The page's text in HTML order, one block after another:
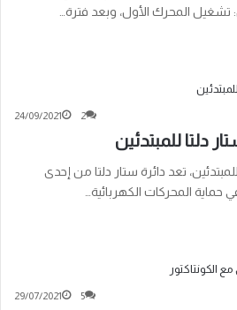
تشغيل المحرك الأول، وبعد فترة…
24/09/2021 2
دلتا للمبتدئين
تعد دائرة ستار دلتا من إحدى
حماية المحركات الكهربائية…
29/07/2021 5